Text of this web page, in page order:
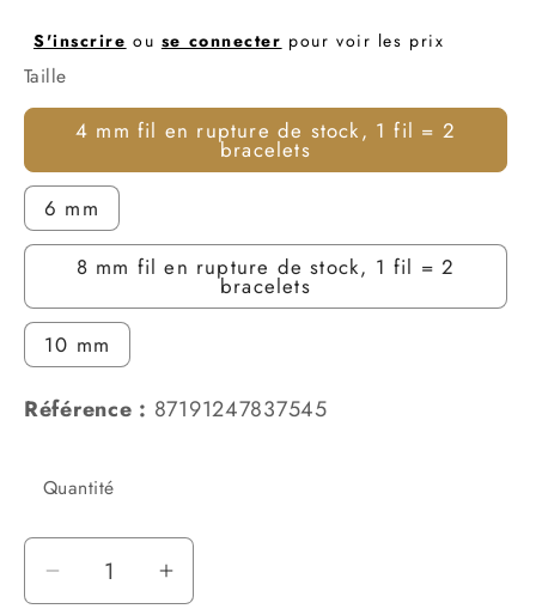
S'inscrire ou se connecter pour voir les prix
Taille
4 mm fil en rupture de stock, 1 fil = 2
bracelets
6 mm
8 mm fil en rupture de stock, 1 fil = 2
bracelets
10 mm
Référence : 87191247837545
Quantité
Réduire
Augmenter